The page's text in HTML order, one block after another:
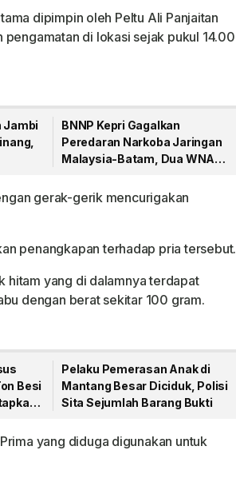
dipimpin oleh Peltu Ali Panjaitan
di lokasi sejak pukul 14.00
Jambi
BNNP Kepri Gagalkan
Peredaran Narkoba Jaringan
Malaysia-Batam, Dua WNA
gerak-gerik mencurigakan
penangkapan terhadap pria tersebut.
hitam yang di dalamnya terdapat
dengan berat sekitar 100 gram.
Besi
Pelaku Pemerasan Anak di
Mantang Besar Diciduk, Polisi
Sita Sejumlah Barang Bukti
yang diduga digunakan untuk